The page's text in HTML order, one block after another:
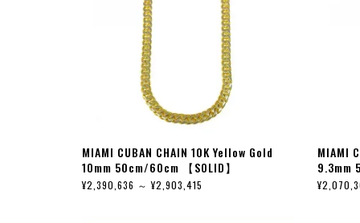
MIAMI CUBAN CHAIN 10K Yellow Gold
10mm 50cm/60cm 【SOLID】
¥2,390,636 ～ ¥2,903,415
MIAMI
9.3mm